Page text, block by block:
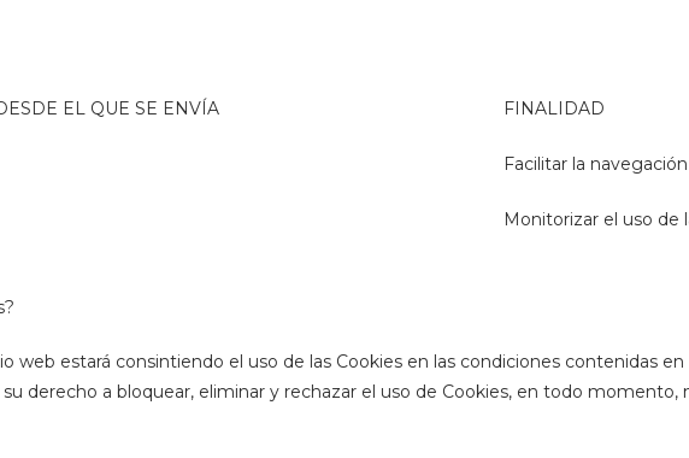
EL QUE SE ENVÍA FINALIDAD
Facilitar la navegación
Monitorizar el uso de
web estará consintiendo el uso de las Cookies en las condiciones contenidas
derecho a bloquear, eliminar y rechazar el uso de Cookies, en todo